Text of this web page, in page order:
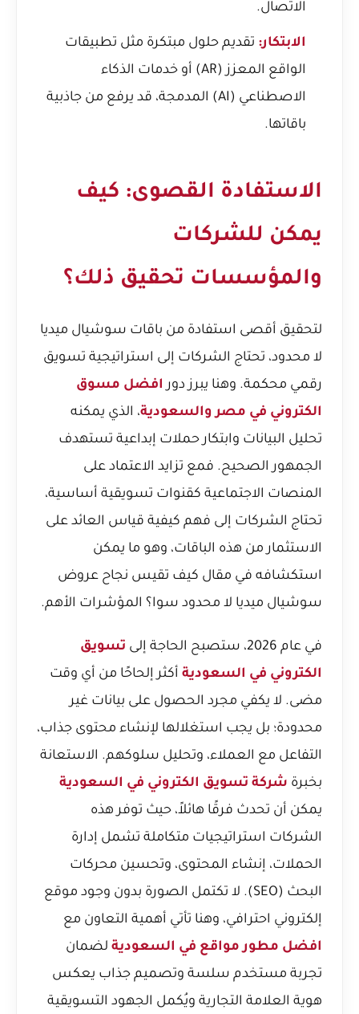
الاتصال.
الابتكار: تقديم حلول مبتكرة مثل تطبيقات
الواقع المعزز (AR) أو خدمات الذكاء
الاصطناعي (AI) المدمجة، قد يرفع من جاذبية
باقاتها.
الاستفادة القصوى: كيف
يمكن للشركات
والمؤسسات تحقيق ذلك؟
لتحقيق أقصى استفادة من باقات سوشيال ميديا
لا محدود، تحتاج الشركات إلى استراتيجية تسويق
رقمي محكمة. وهنا يبرز دور افضل مسوق
الكتروني في مصر والسعودية، الذي يمكنه
تحليل البيانات وابتكار حملات إبداعية تستهدف
الجمهور الصحيح. فمع تزايد الاعتماد على
المنصات الاجتماعية كقنوات تسويقية أساسية،
تحتاج الشركات إلى فهم كيفية قياس العائد على
الاستثمار من هذه الباقات، وهو ما يمكن
استكشافه في مقال كيف تقيس نجاح عروض
سوشيال ميديا لا محدود سوا؟ المؤشرات الأهم.
في عام 2026، ستصبح الحاجة إلى
تسويق
الكتروني في السعودية أكثر إلحاحًا من أي وقت
مضى. لا يكفي مجرد الحصول على بيانات غير
محدودة؛ بل يجب استغلالها لإنشاء محتوى جذاب،
التفاعل مع العملاء، وتحليل سلوكهم. الاستعانة
بخبرة شركة تسويق الكتروني في السعودية
يمكن أن تحدث فرقًا هائلاً، حيث توفر هذه
الشركات استراتيجيات متكاملة تشمل إدارة
الحملات، إنشاء المحتوى، وتحسين محركات
البحث (SEO). لا تكتمل الصورة بدون وجود موقع
إلكتروني احترافي، وهنا تأتي أهمية التعاون مع
افضل مطور مواقع في السعودية لضمان
تجربة مستخدم سلسة وتصميم جذاب يعكس
هوية العلامة التجارية ويُكمل الجهود التسويقية